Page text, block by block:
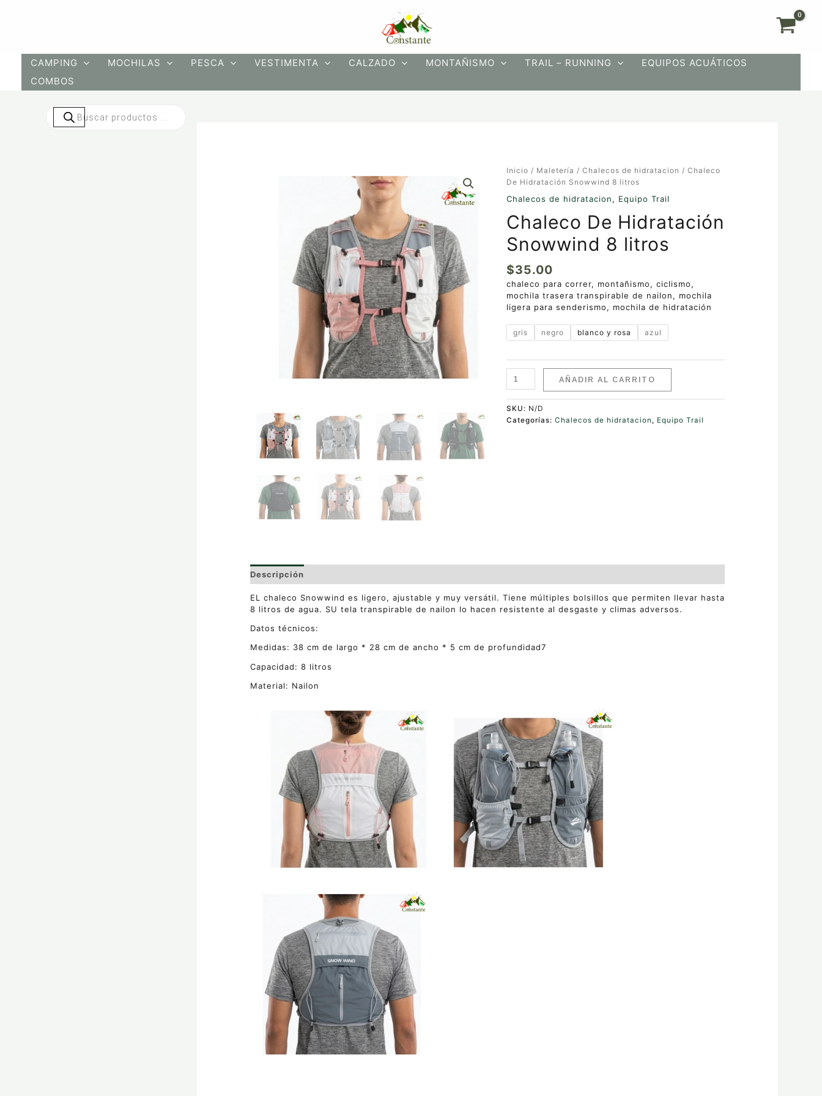
CAMPING MOCHILAS PESCA VESTIMENTA CALZADO MONTAÑISMO TRAIL – RUNNING
EQUIPOS ACUÁTICOS
COMBOS
Búsqueda
productos
Inicio / Maletería /Chalecos de hidratacion / Chaleco
De Hidratación Snowwind 8 litros
Chalecos de hidratacion, Equipo Trail
Chaleco De Hidratación
Snowwind 8 litros
$35.00
chaleco para correr, montañismo, ciclismo,
mochila trasera transpirable de nailon, mochila
ligera para senderismo, mochila de hidratación
gris negro blanco y rosa azul
Chaleco
De
Snowwind
8
litros
cantidad
AÑADIR AL CARRITO
SKU: N/D
Categorías:Chalecos de hidratacion , Equipo Trail
Descripción
EL chaleco Snowwind es ligero, ajustable y muy versátil. Tiene múltiples bolsillos que permiten llevar hasta
8 litros de agua. SU tela transpirable de nailon lo hacen resistente al desgaste y climas adversos.
Datos técnicos:
Medidas: 38 cm de largo * 28 cm de ancho * 5 cm de profundidad7
Capacidad: 8 litros
Material: Nailon